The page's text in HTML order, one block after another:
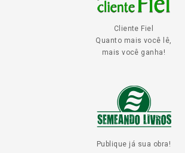
Cliente Fiel
Quanto mais você lê,
mais você ganha!
Publique já sua obra!